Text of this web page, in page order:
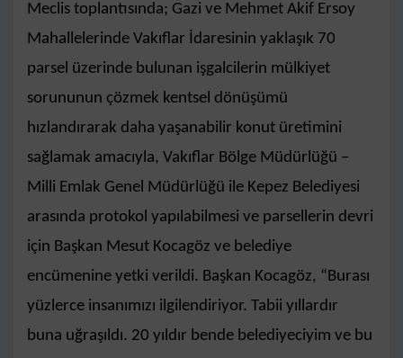
Meclis toplantısında; Gazi ve Mehmet Akif Ersoy
Mahallelerinde Vakıflar İdaresinin yaklaşık 70
parsel üzerinde bulunan işgalcilerin mülkiyet
sorununun çözmek kentsel dönüşümü
hızlandırarak daha yaşanabilir konut üretimini
sağlamak amacıyla, Vakıflar Bölge Müdürlüğü –
Milli Emlak Genel Müdürlüğü ile Kepez Belediyesi
arasında protokol yapılabilmesi ve parsellerin devri
için Başkan Mesut Kocagöz ve belediye
encümenine yetki verildi. Başkan Kocagöz, “Burası
yüzlerce insanımızı ilgilendiriyor. Tabii yıllardır
buna uğraşıldı. 20 yıldır bende belediyeciyim ve bu